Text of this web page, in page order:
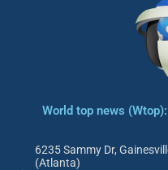
World top news
6235 Sammy Dr,
(Atlanta)